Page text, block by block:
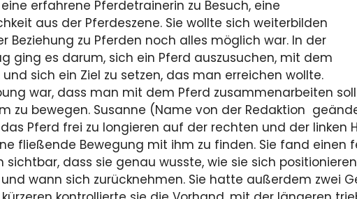
erfahrene Pferdetrainerin zu Besuch, eine
aus der Pferdeszene. Sie wollte sich weiterbilden
Beziehung zu Pferden noch alles möglich war. In der
ging es darum, sich ein Pferd auszusuchen, mit dem
sich ein Ziel zu setzen, das man erreichen wollte.
war, dass man mit dem Pferd zusammenarbeiten
zu bewegen. Susanne (Name von der Redaktion
Pferd frei zu longieren auf der rechten und der linken
fließende Bewegung mit ihm zu finden. Sie fand einen
sichtbar, dass sie genau wusste, wie sie sich
wann sich zurücknehmen. Sie hatte außerdem zwei